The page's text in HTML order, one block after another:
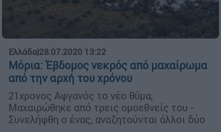
Ελλάδα|28.07.2020 13:22
Μόρια: Έβδομος νεκρός από μαχαίρωμα
από την αρχή του χρόνου
21χρονος Αφγανός το νέο θύμα,
Μαχαιρώθηκε από τρεις ομοεθνείς του -
Συνελήφθη ο ένας, αναζητούνται άλλοι δύο